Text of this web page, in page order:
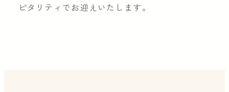
ピタリティでお迎えいたします。